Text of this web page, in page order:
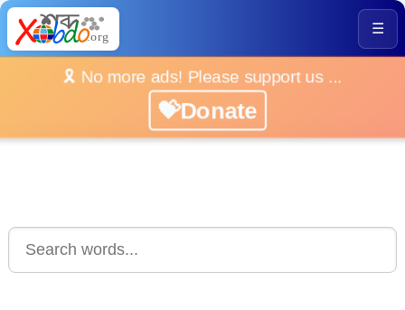
☰
🎗️ No more ads! Please support us ...
💝Donate